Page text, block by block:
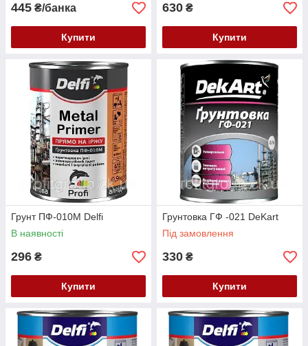
445 ₴/банка
Купити
630 ₴
Купити
Грунт ПФ-010М Delfi
В наявності
296 ₴
Купити
Грунтовка ГФ -021 DeKart
Під замовлення
330 ₴
Купити